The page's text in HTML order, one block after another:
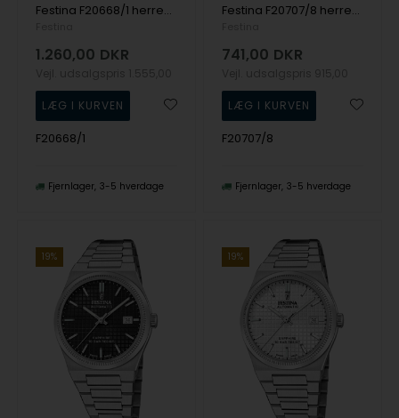
Festina F20668/1 herreur Timeless Chronograph 45mm 10ATM
1.260,00 DKR
F20668/1
Fjernlager 3-5 hverdage
Festina F20707/8 herreur Quartz 40mm 5ATM
741,00 DKR
F20707/8
Fjernlager 3-5 hverdage
19% 19%